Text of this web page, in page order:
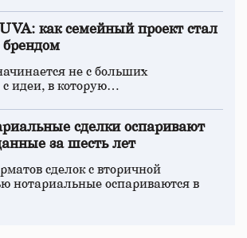
как семейный проект стал
не с больших
идеи, в которую…
сделки оспаривают
за шесть лет
сделок с вторичной
нотариальные оспариваются в